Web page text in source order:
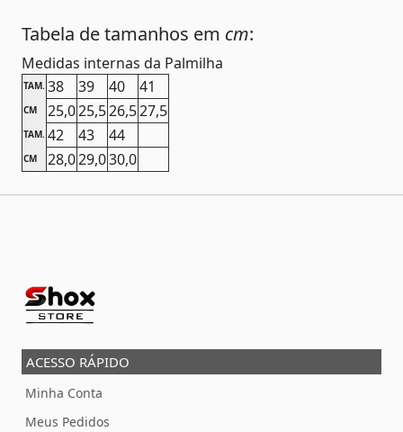
Tabela de tamanhos em cm:
Medidas internas da Palmilha
TAM. 38 39 40 41
CM 25,025,526,527,5
TAM. 42 43 44
CM 28,029,030,0
ACESSO RÁPIDO
Minha Conta
Meus Pedidos